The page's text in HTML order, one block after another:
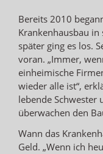
Bereits 2010
Krankenhausbau in
später ging es los.
voran. „Immer,
einheimische
wieder alle ist“,
lebende Schwester
überwachen den
Wann das
Geld. „Wenn ich